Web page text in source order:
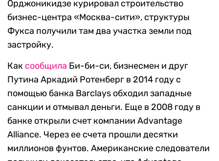
Орджоникидзе курировал строительство
бизнес-центра «Москва-сити», структуры
Фукса получили там два участка земли под
застройку.
Как сообщила Би-би-си, бизнесмен и друг
Путина Аркадий Ротенберг в 2014 году с
помощью банка Barclays обходил западные
санкции и отмывал деньги. Еще в 2008 году в
банке открыли счет компании Advantage
Alliance. Через ее счета прошли десятки
миллионов фунтов. Американские следователи